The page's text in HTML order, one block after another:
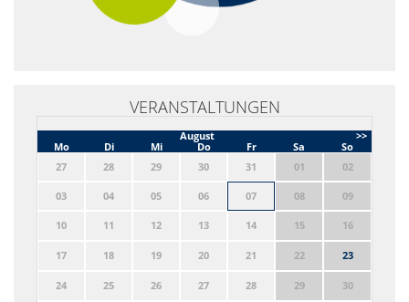
VERANSTALTUNGEN
>>
August
Mo
Di Mi Do Fr Sa
So
27
28 29 30 31 01 02
03 04 05 06 07 08 09
10 11 12 13 14 15 16
17 18 19 20 21 22 23
24 25 26 27 28 29 30